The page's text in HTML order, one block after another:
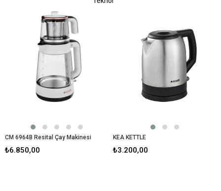
CM 6964B Resital Çay Makinesi
₺6.850,00
KEA KETTLE
₺3.200,00